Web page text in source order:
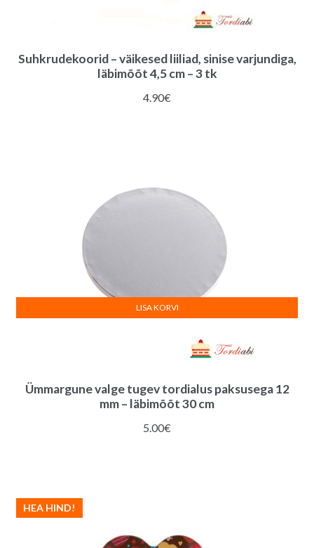
Suhkrudekoorid – väikesed liiliad, sinise varjundiga,
läbimõõt 4,5 cm – 3 tk
4.90€
Ümmargune valge tugev tordialus paksusega 12
mm – läbimõõt 30 cm
5.00€
LISA KORVI
HEA HIND!